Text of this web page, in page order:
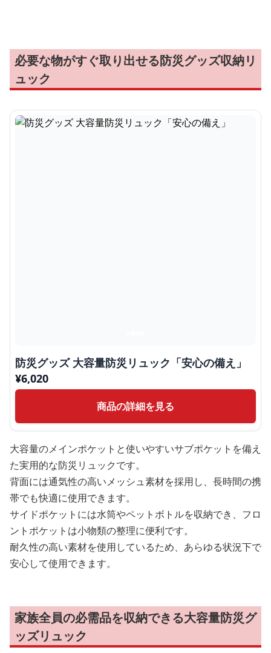
必要な物がすぐ取り出せる防災グッズ収納リ
ュック
防災グッズ 大容量防災リュック「安心の備え」
¥6,020
商品の詳細を見る
大容量のメインポケットと使いやすいサブポケットを備え
た実用的な防災リュックです。
背面には通気性の高いメッシュ素材を採用し、長時間の携
帯でも快適に使用できます。
サイドポケットには水筒やペットボトルを収納でき、フロ
ントポケットは小物類の整理に便利です。
耐久性の高い素材を使用しているため、あらゆる状況下で
安心して使用できます。
家族全員の必需品を収納できる大容量防災グ
ッズリュック